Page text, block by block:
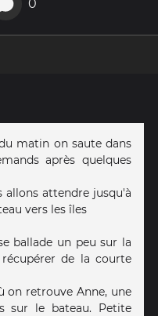
0
matin on saute dans
après quelques
allons attendre jusqu'à
vers les îles
ballade un peu sur la
de la courte
on retrouve Anne, une
sur le bateau. Petite